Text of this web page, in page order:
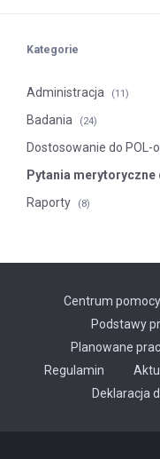
Kategorie
Administracja (11)
Badania (24)
Dostosowanie do POL-
Pytania merytoryczne
Raporty (8)
Centrum pomocy
Podstawy
Planowane
Regulamin
Deklaracja